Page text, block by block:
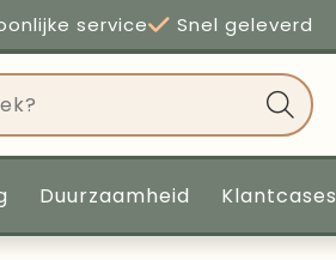
service Snel geleverd
Duurzaamheid Klantcases